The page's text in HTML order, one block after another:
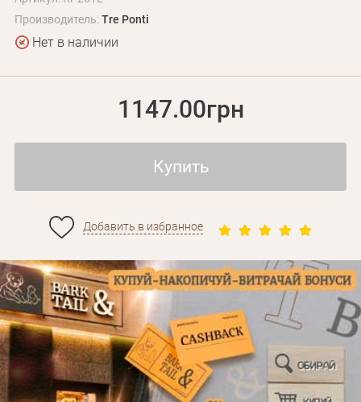
Производитель:Tre Ponti
Нет в наличии
1147.00грн
Купить
Добавить в избранное
Забыли пароль?
Личные данные